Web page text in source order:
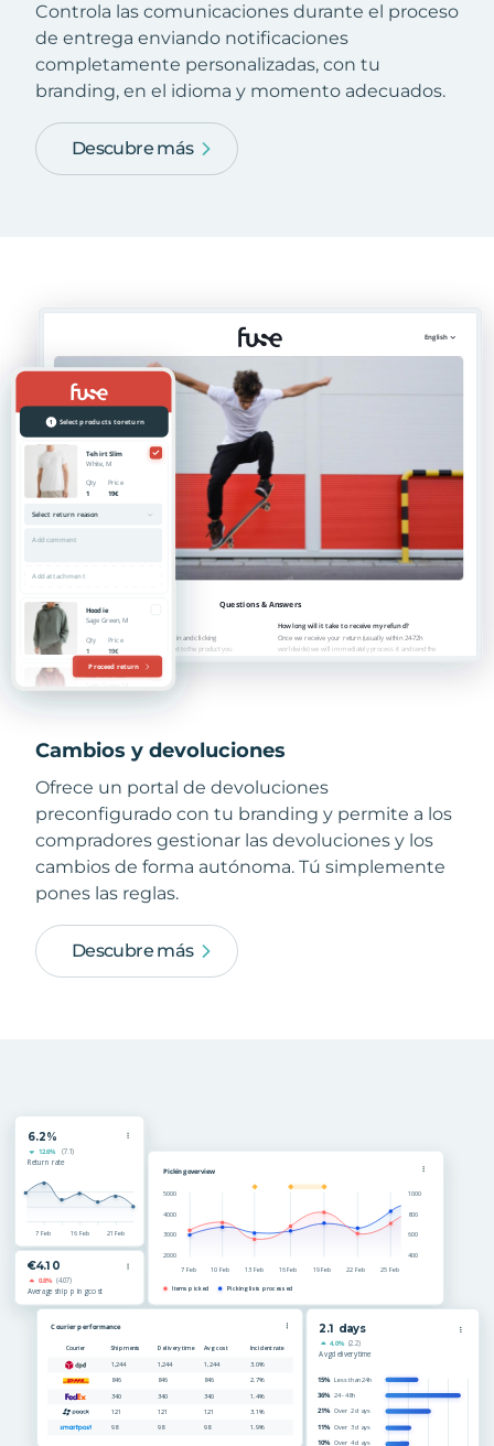
Controla las comunicaciones durante el proceso
de entrega enviando notificaciones
completamente personalizadas, con tu
branding, en el idioma y momento adecuados.
Descubre más
Cambios y devoluciones
Ofrece un portal de devoluciones
preconfigurado con tu branding y permite a los
compradores gestionar las devoluciones y los
cambios de forma autónoma. Tú simplemente
pones las reglas.
Descubre más